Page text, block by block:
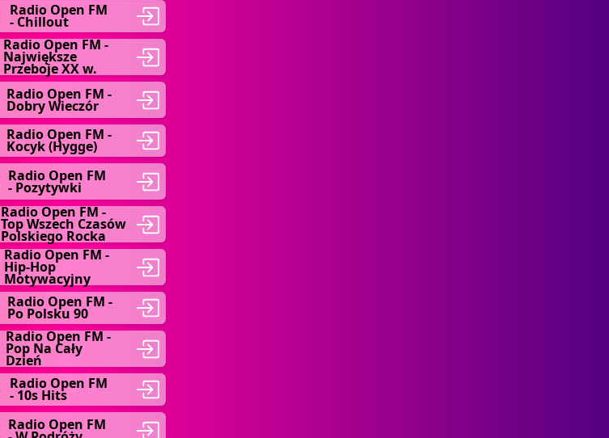
Radio Open FM
- Chillout
Radio Open FM -
Największe
Przeboje XX w.
Radio Open FM -
Dobry Wieczór
Radio Open FM -
Kocyk (Hygge)
Radio Open FM
- Pozytywki
Radio Open FM -
Top Wszech Czasów
Polskiego Rocka
Radio Open FM -
Hip-Hop
Motywacyjny
Radio Open FM -
Po Polsku 90
Radio Open FM -
Pop Na Cały
Dzień
Radio Open FM
- 10s Hits
Radio Open FM